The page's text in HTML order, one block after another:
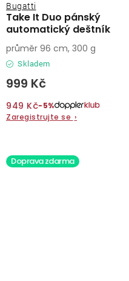
Take It Duo pánský
automatický deštník
Bugatti
Skladem
999 Kč
949 Kč−5%
Zaregistrujte se ›
průměr 96 cm, 300 g
Doprava zdarma